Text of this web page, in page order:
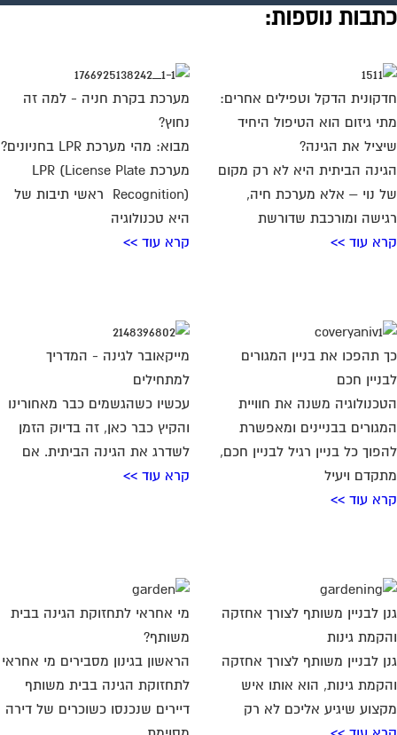
נוספות:
הדקל וטפילים אחרים:
גיזום הוא הטיפול היחיד
את הגינה?
הביתית היא לא רק מקום
נוי – אלא מערכת חיה,
ומורכבת שדורשת
עוד >>
מערכת בקרת חניה - למה זה
נחוץ?
מבוא: מהי מערכת LPR בחניונים?
מערכת LPR (License Plate
Recognition) ראשי תיבות של
היא טכנולוגיה
קרא עוד >>
תהפכו את בניין המגורים
חכם
משנה את חוויית
בבניינים ומאפשרת
כל בניין רגיל לבניין חכם,
ויעיל
עוד >>
מייקאובר לגינה - המדריך
למתחילים
עכשיו כשהגשמים כבר מאחורינו
והקיץ כבר כאן, זה בדיוק הזמן
לשדרג את הגינה הביתית. אם
קרא עוד >>
לבניין משותף לצורך אחזקה
גינות
לבניין משותף לצורך אחזקה
גינות, הוא אותו איש
שיגיע אליכם לא רק
מי אחראי לתחזוקת הגינה בבית
משותף?
הראשון בגינון מסבירים מי אחראי
לתחזוקת הגינה בבית משותף
דיירים שנכנסו כשוכרים של דירה